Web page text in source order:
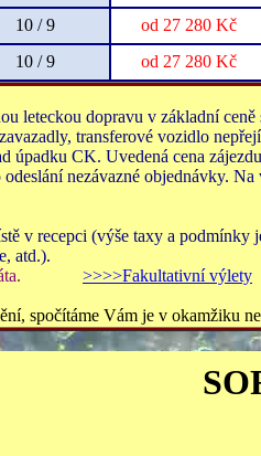
10 / 9 od 27 280 Kč
10 / 9 od 27 280 Kč
leteckou dopravu v základní
transferové vozidlo
CK. Uvedená cena
nezávazné objednávky.
v recepci (výše taxy a podmínky
atd.).
>>>>Fakultativní výlety
spočítáme Vám je v okamžiku